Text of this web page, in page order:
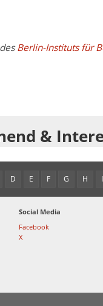
Berlin-Instituts für
&
D E F G H I
Social Media
Facebook
X